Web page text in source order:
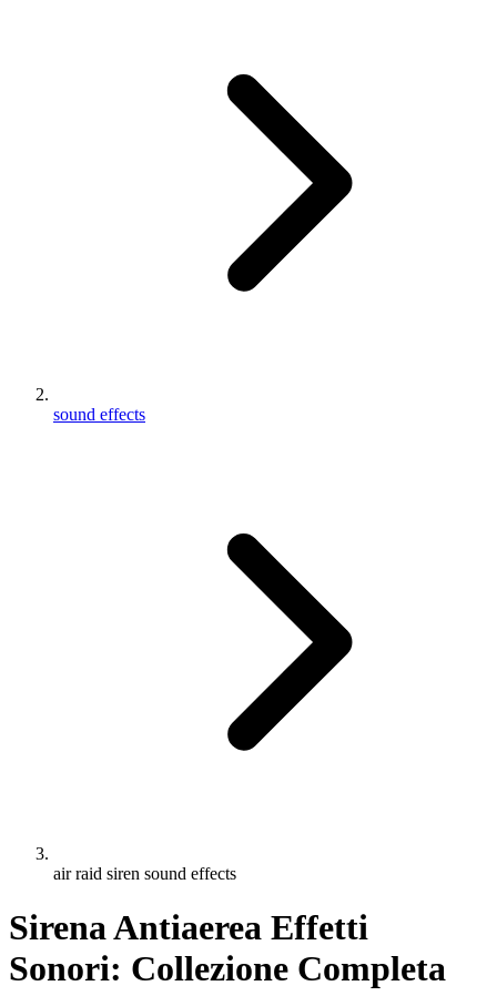
sound effects
air raid siren sound effects
Sirena Antiaerea Effetti
Sonori: Collezione Completa